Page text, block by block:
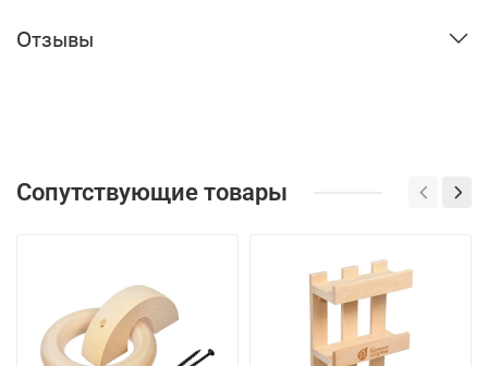
Отзывы
Сопутствующие товары